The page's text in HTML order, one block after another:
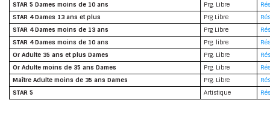
STAR 5 Dames moins de 10 ans
Prg. Libre
STAR 4 Dames 13 ans et plus
Prg Libre
STAR 4 Dames moins de 13 ans
Prg Libre
STAR 4 Dames moins de 10 ans
Prg. libre
Or Adulte 35 ans et plus Dames
Prg. Libre
Or Adulte moins de 35 ans Dames
Prg. Libre
Maître Adulte moins de 35 ans Dames
Prg. Libre
STAR 5
Artistique